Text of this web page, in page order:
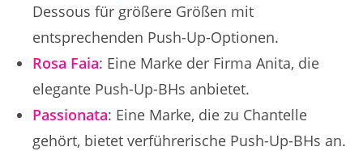
Dessous für größere Größen mit
entsprechenden Push-Up-Optionen.
Rosa Faia: Eine Marke der Firma Anita, die
elegante Push-Up-BHs anbietet.
Passionata: Eine Marke, die zu Chantelle
gehört, bietet verführerische Push-Up-BHs an.